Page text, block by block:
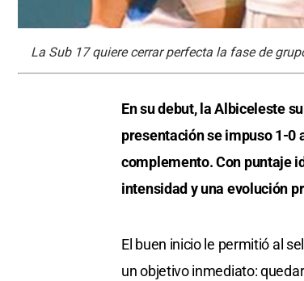
La Sub 17 quiere cerrar perfecta la fase de
En su debut, la Albiceleste
presentación se impuso 1-0
complemento. Con puntaje
intensidad y una evolución
El buen inicio le permitió al
un objetivo inmediato: